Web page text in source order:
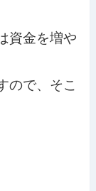
資金を増や
ので、そこ